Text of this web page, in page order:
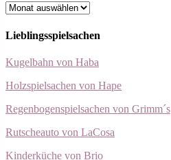
Aus
Archiv
Lieblingsspielsachen
Kugelbahn von Haba
Holzspielsachen von Hape
Regenbogenspielsachen von Grimm´s
Rutscheauto von LaCosa
Kinderküche von Brio